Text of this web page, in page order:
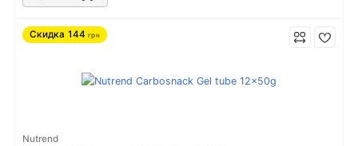
Скидка 144 грн
Nutrend